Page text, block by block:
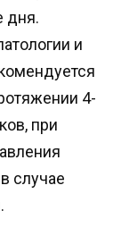
дня.
и
4-
при
случае